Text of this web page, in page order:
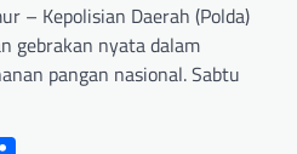
– Kepolisian Daerah (Polda)
gebrakan nyata dalam
pangan nasional. Sabtu